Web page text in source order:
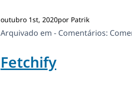
outubro 1st, 2020por Patrik
Arquivado em - Comentários:
Fetchify